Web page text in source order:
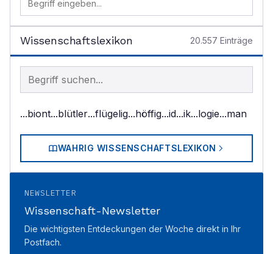
Wissenschaftslexikon 20.557 Einträge
Begriff im Lexikon suchen
...biont...blütler...flügelig...höffig...id...ik...logie...man
WAHRIG WISSENSCHAFTSLEXIKON
NEWSLETTER
Wissenschaft-Newsletter
Die wichtigsten Entdeckungen der Woche direkt in Ihr
Postfach.